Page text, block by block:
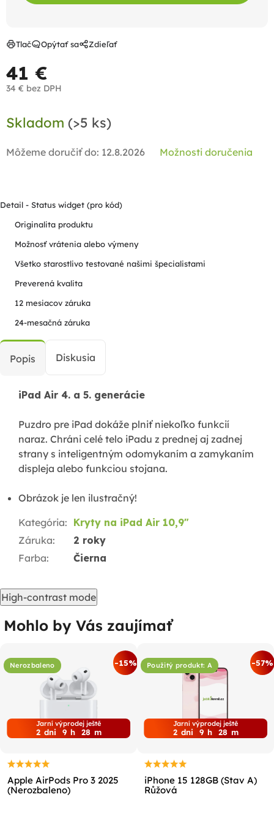
41 €
34 € bez DPH
cena:
Skladom (>5 ks)
Môžeme doručiť do: 12.8.2026 Možnosti doručenia
Tlač Opýtať sa Zdieľať
Detail - Status widget (pro kód)
Originalita produktu
Možnosť vrátenia alebo výmeny
Všetko starostlivo testované našimi špecialistami
Preverená kvalita
12 mesiacov záruka
24-mesačná záruka
Popis Diskusia
iPad Air 4. a 5. generácie
Puzdro pre iPad dokáže plniť niekoľko funkcií
naraz. Chráni celé telo iPadu z prednej aj zadnej
strany s inteligentným odomykaním a zamykaním
displeja alebo funkciou stojana.
Obrázok je len ilustračný!
Kategória: Kryty na iPad Air 10,9"
Záruka:
2 roky
Farba: Čierna
High-contrast mode
Mohlo by Vás zaujímať
Nerozbaleno -15%
Jarní výprodej ještě
2 dni 9 h 28 m
Apple AirPods Pro 3 2025
(Nerozbaleno)
Použitý produkt: A -57%
Jarní výprodej ještě
2 dni 9 h 28 m
iPhone 15 128GB (Stav A)
Růžová